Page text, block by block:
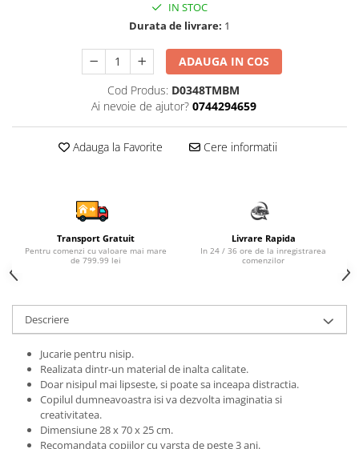
Aspiratoare nazale si accesorii
Creme si lotiuni de corp copii
Olite si reductoare WC
Sampon si balsam copii
Sapun & Gel de dus copii
Ulei de corp copii
Arme de jucarie
Ateliere si bancuri de lucru
Bucatarii copii
Carucioare papusi si accesorii
Casute de papusi si mobilier
Cuburi si caramizi
Elicoptere, avioane si nave de
jucarie
Figurine
Frumusete, bijuterii si accesorii
fetite
IN STOC
Durata de livrare: 1
ADAUGA IN COS
Cod Produs: D0348TMBM
Ai nevoie de ajutor? 0744294659
Adauga la Favorite Cere informatii
Transport Gratuit
Pentru comenzi cu valoare mai mare
de 799.99 lei
Livrare Rapida
In 24 / 36 ore de la inregistrarea
comenzilor
Descriere
Jucarie pentru nisip.
Realizata dintr-un material de inalta calitate.
Doar nisipul mai lipseste, si poate sa inceapa distractia.
Copilul dumneavoastra isi va dezvolta imaginatia si
creativitatea.
Dimensiune 28 x 70 x 25 cm.
Recomandata copiilor cu varsta de peste 3 ani.